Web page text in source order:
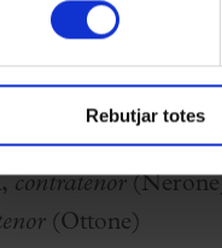
Rebutjar totes
(Poppea)
contratenor
(Ottone)